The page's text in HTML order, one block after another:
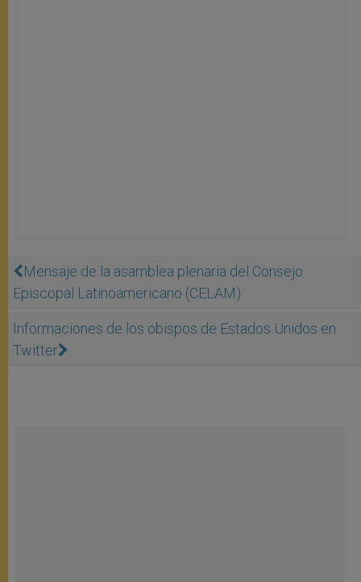
Mensaje de la asamblea plenaria del Consejo
Episcopal Latinoamericano (CELAM)
Informaciones de los obispos de Estados Unidos en
Twitter